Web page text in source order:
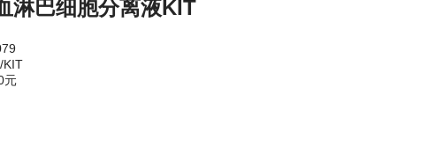
淋巴细胞分离液KIT
KIT
元